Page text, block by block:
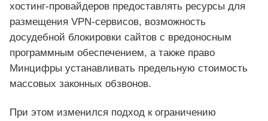
хостинг‑провайдеров предоставлять ресурсы для
размещения VPN‑сервисов, возможность
досудебной блокировки сайтов с вредоносным
программным обеспечением, а также право
Минцифры устанавливать предельную стоимость
массовых законных обзвонов.
При этом изменился подход к ограничению